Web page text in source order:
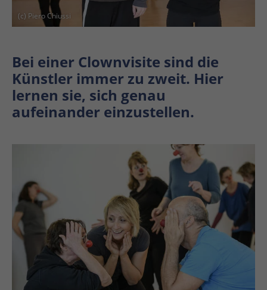
(c) Piero Chiussi
Bei einer Clownvisite sind die
Künstler immer zu zweit. Hier
lernen sie, sich genau
aufeinander einzustellen.